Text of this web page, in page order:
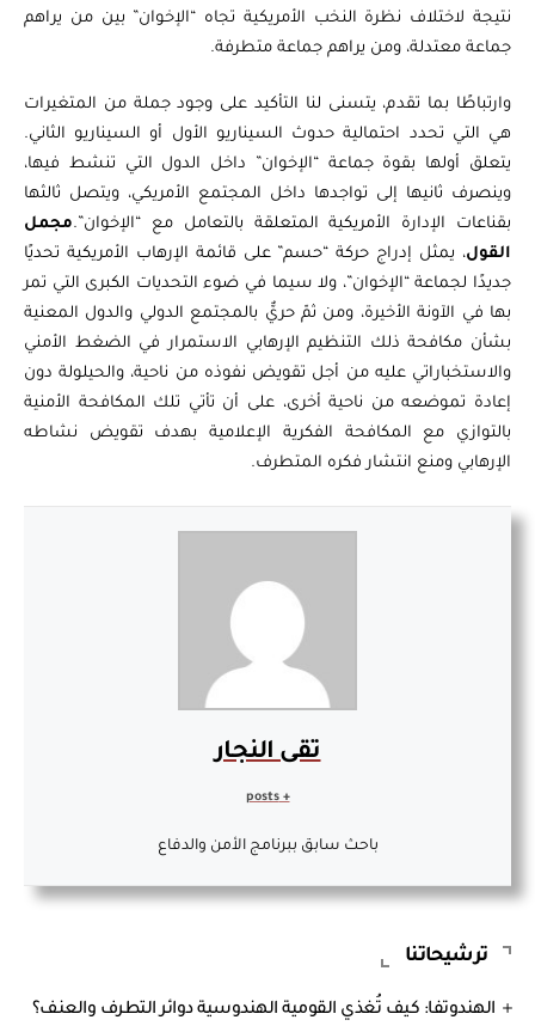
نتيجة لاختلاف نظرة النخب الأمريكية تجاه “الإخوان” بين من يراهم
جماعة معتدلة، ومن يراهم جماعة متطرفة.
وارتباطًا بما تقدم، يتسنى لنا التأكيد على وجود جملة من المتغيرات
هي التي تحدد احتمالية حدوث السيناريو الأول أو السيناريو الثاني.
يتعلق أولها بقوة جماعة “الإخوان” داخل الدول التي تنشط فيها،
وينصرف ثانيها إلى تواجدها داخل المجتمع الأمريكي، ويتصل ثالثها
بقناعات الإدارة الأمريكية المتعلقة بالتعامل مع “الإخوان”.مجمل
القول، يمثل إدراج حركة “حسم” على قائمة الإرهاب الأمريكية تحديًا
جديدًا لجماعة “الإخوان”، ولا سيما في ضوء التحديات الكبرى التي تمر
بها في الآونة الأخيرة، ومن ثمّ حريٌّ بالمجتمع الدولي والدول المعنية
بشأن مكافحة ذلك التنظيم الإرهابي الاستمرار في الضغط الأمني
والاستخباراتي عليه من أجل تقويض نفوذه من ناحية، والحيلولة دون
إعادة تموضعه من ناحية أخرى، على أن تأتي تلك المكافحة الأمنية
بالتوازي مع المكافحة الفكرية الإعلامية بهدف تقويض نشاطه
الإرهابي ومنع انتشار فكره المتطرف.
تقى النجار
باحث سابق ببرنامج الأمن والدفاع
ترشيحاتنا
الهندوتفا: كيف تُغذي القومية الهندوسية دوائر التطرف والعنف؟